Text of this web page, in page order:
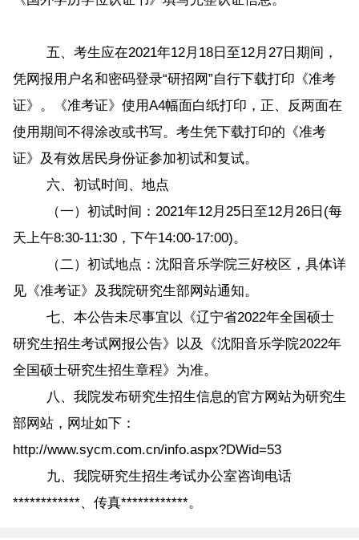
五、考生应在2021年12月18日至12月27日期间，
凭网报用户名和密码登录“研招网”自行下载打印《准考
证》。《准考证》使用A4幅面白纸打印，正、反两面在
使用期间不得涂改或书写。考生凭下载打印的《准考
证》及有效居民身份证参加初试和复试。
六、初试时间、地点
（一）初试时间：2021年12月25日至12月26日(每
天上午8:30-11:30，下午14:00-17:00)。
（二）初试地点：沈阳音乐学院三好校区，具体详
见《准考证》及我院研究生部网站通知。
七、本公告未尽事宜以《辽宁省2022年全国硕士
研究生招生考试网报公告》以及《沈阳音乐学院2022年
全国硕士研究生招生章程》为准。
八、我院发布研究生招生信息的官方网站为研究生
部网站，网址如下：
http://www.sycm.com.cn/info.aspx?DWid=53
九、我院研究生招生考试办公室咨询电话
************、传真************。